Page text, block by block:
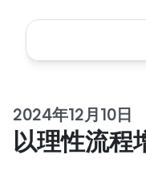
2024年12月10日
以理性流程